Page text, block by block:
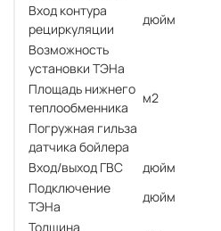
Вход контура
рециркуляции
дюйм
Возможность
установки ТЭНа
Площадь нижнего
теплообменника
м2
Погружная гильза
датчика бойлера
Вход/выход ГВС
дюйм
Подключение
ТЭНа
дюйм
Толщина